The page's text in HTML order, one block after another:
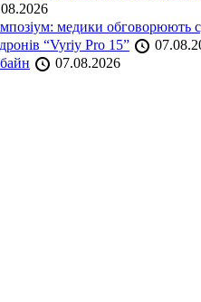
медики обговорюють
“Vyriy Pro 15”
07.08.2026